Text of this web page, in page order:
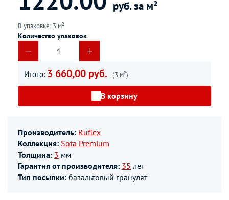
руб. за м²
В упаковке: 3 м²
Количество упаковок
Итого: 3 660,00 руб. (3 м²)
В корзину
Производитель: Ruflex
Коллекция: Sota Premium
Толщина: 3 мм
Гарантия от производителя: 35 лет
Тип посыпки: базальтовый гранулят